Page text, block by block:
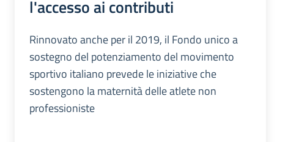
l'accesso ai contributi
Rinnovato anche per il 2019, il Fondo unico a
sostegno del potenziamento del movimento
sportivo italiano prevede le iniziative che
sostengono la maternità delle atlete non
professioniste